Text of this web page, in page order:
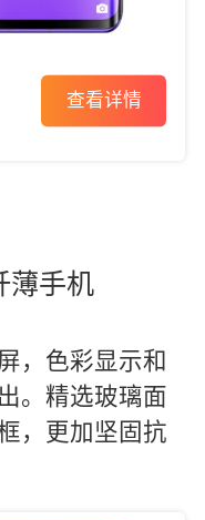
查看详情
薄手机
，色彩显示和
。精选玻璃面
，更加坚固抗